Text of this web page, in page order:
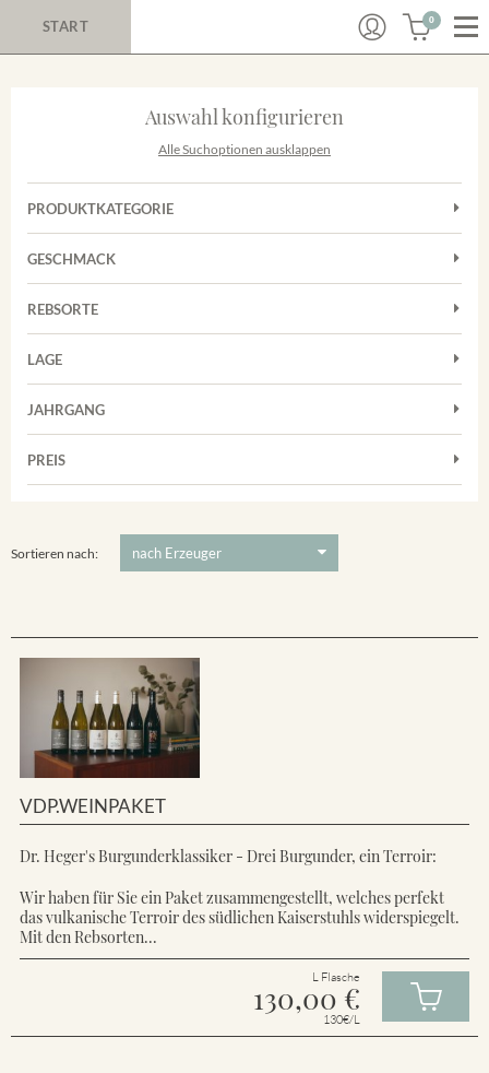
START 0
Auswahl konfigurieren
Alle Suchoptionen ausklappen
PRODUKTKATEGORIE
Cuvées
Rosé
Sekt
GESCHMACK
Trocken
REBSORTE
Auxerrois
Cuvée
Grauburgunder
LAGE
Achkarrer Schlossberg
Merdinger Bühl
Vorderer Winklerberg
JAHRGANG
PREIS
Sortieren nach:
VDP.WEINPAKET
Dr. Heger's Burgunderklassiker - Drei Burgunder, ein Terroir:
Wir haben für Sie ein Paket zusammengestellt, welches perfekt
das vulkanische Terroir des südlichen Kaiserstuhls widerspiegelt.
Mit den Rebsorten...
L Flasche
130,00 €
130€/L